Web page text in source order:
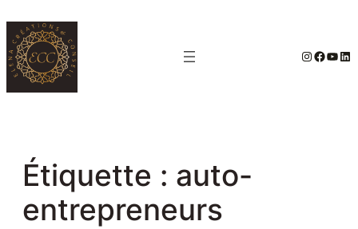
au
contenu
#
Étiquette : auto-
entrepreneurs